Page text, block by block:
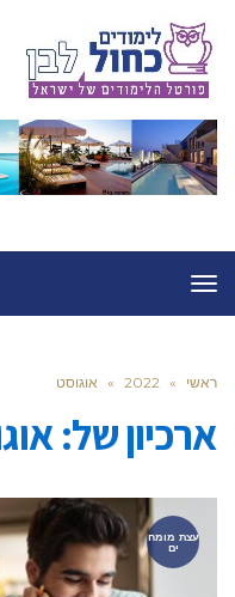
תפריט
ראשי »
2022
» אוגוסט
ארכיון של:
עצת מומח
ים